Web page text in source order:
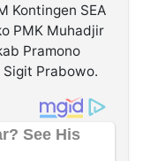
Kontingen SEA
PMK Muhadjir
Pramono
Prabowo.